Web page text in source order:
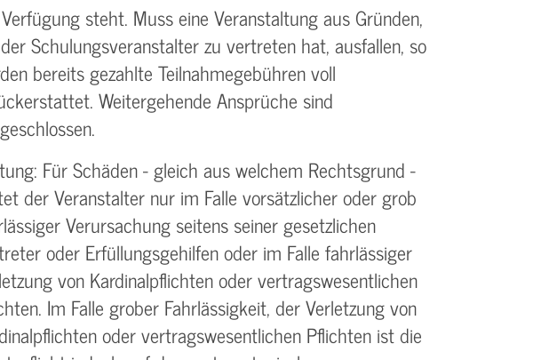
steht. Muss eine Veranstaltung aus Gründen,
Schulungs­veranstalter zu vertreten hat, ausfallen, so
bereits gezahlte Teilnahme­gebühren voll
Weitergehende Ansprüche sind
Für Schäden - gleich aus welchem Rechtsgrund -
der Veranstalter nur im Falle vorsätzlicher oder grob
Verursachung seitens seiner gesetzlichen
oder Erfüllungsgehilfen oder im Falle fahrlässiger
von Kardinalpflichten oder vertrags­wesentlichen
Im Falle grober Fahrlässigkeit, der Verletzung von
oder vertrags­wesentlichen Pflichten ist die